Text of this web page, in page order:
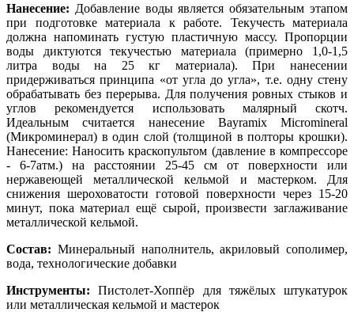
Нанесение: Добавление воды является обязательным этапом
при подготовке материала к работе. Текучесть материала
должна напоминать густую пластичную массу. Пропорции
воды диктуются текучестью материала (примерно 1,0-1,5
литра воды на 25 кг материала). При нанесении
придерживаться принципа «от угла до угла», т.е. одну стену
обрабатывать без перерыва. Для получения ровных стыков и
углов рекомендуется использовать малярный скотч.
Идеальным считается нанесение Bayramix Micromineral
(Микроминерал) в один слой (толщиной в полторы крошки).
Нанесение: Наносить краскопультом (давление в компрессоре
- 6-7атм.) на расстоянии 25-45 см от поверхности или
нержавеющей металлической кельмой и мастерком. Для
снижения шероховатости готовой поверхности через 15-20
минут, пока материал ещё сырой, произвести заглаживание
металлической кельмой.
Состав: Минеральный наполнитель, акриловый сополимер,
вода, технологические добавки
Инструменты: Пистолет-Хоппёр для тяжёлых штукатурок
или металлическая кельмой и мастерок